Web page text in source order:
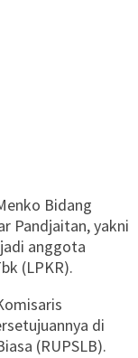
Bidang
Pandjaitan, yakni
anggota
(LPKR).
di
(RUPSLB).